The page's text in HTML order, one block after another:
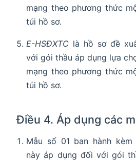
mạng theo phương thức
túi hồ sơ.
E-HSĐXTC là hồ sơ đề
với gói thầu áp dụng lựa
mạng theo phương thức
túi hồ sơ.
Điều 4. Áp dụng các
Mẫu số 01 ban hành
này áp dụng đối với gói